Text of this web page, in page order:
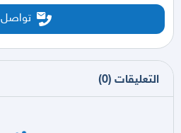
تواصل
التعليقات (
0
)